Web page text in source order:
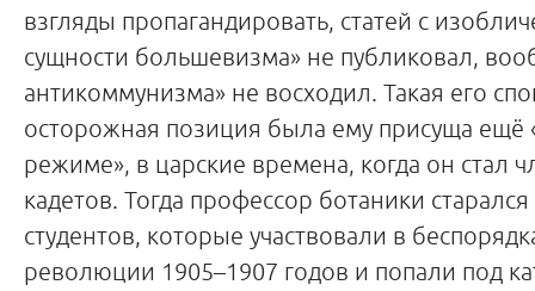
взгляды пропагандировать, статей с
сущности большевизма» не публиковал,
антикоммунизма» не восходил. Такая его
осторожная позиция была ему присуща ещё
режиме», в царские времена, когда он стал
кадетов. Тогда профессор ботаники
студентов, которые участвовали в
революции 1905–1907 годов и попали под